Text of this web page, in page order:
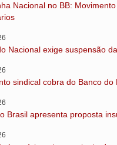
Nacional no BB:
Nacional exige suspensão
sindical cobra do Banco
Brasil apresenta proposta